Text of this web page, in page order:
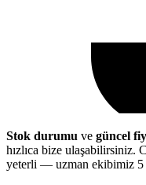
Stok durumu ve güncel
hızlıca bize ulaşabilirsiniz.
yeterli — uzman ekibimiz 5